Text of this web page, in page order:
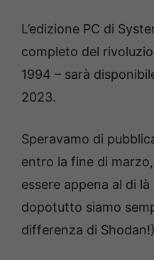
L’edizione PC di
completo del
1994 – sarà
2023.
Speravamo di
entro la fine di
essere appena al di
dopotutto siamo
differenza di